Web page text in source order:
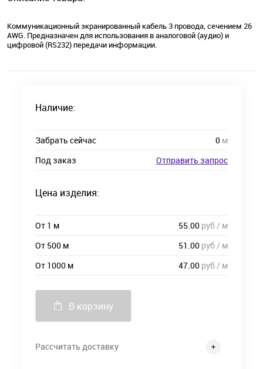
Коммуникационный экранированный кабель 3 провода, сечением 26
AWG. Предназначен для использования в аналоговой (аудио) и
цифровой (RS232) передачи информации.
Наличие:
Забрать сейчас 0 м
Под заказ
Отправить запрос
Цена изделия:
От 1 м 55.00 руб / м
От 500 м
51.00 руб / м
От 1000 м
47.00 руб / м
В корзину
Рассчитать доставку